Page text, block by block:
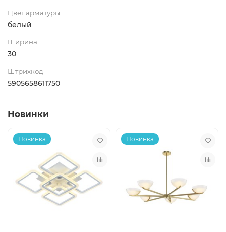
Цвет арматуры
белый
Ширина
30
Штрихкод
5905658611750
Новинки
Новинка Новинка